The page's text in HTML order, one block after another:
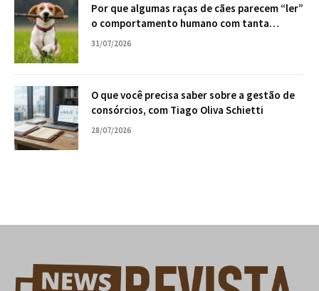
Por que algumas raças de cães parecem “ler”
o comportamento humano com tanta
facilidade?
31/07/2026
O que você precisa saber sobre a gestão de
consórcios, com Tiago Oliva Schietti
28/07/2026